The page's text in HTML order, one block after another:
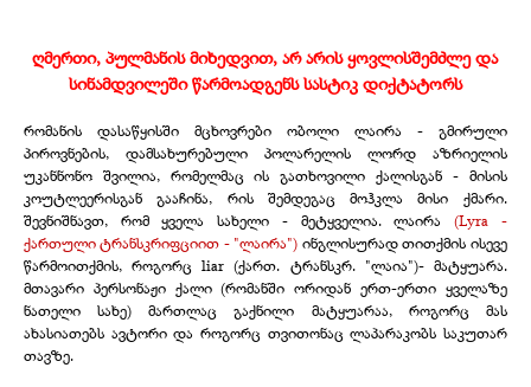
ღმერთი, პულმანის მიხედვით, არ არის ყოვლისშემძლე და
სინამდვილეში წარმოადგენს სასტიკ დიქტატორს
რომანის დასაწყისში მცხოვრები ობოლი ლაირა - გმირული
პიროვნების, დამსახურებული პოლარელის ლორდ აზრიელის
უკანნონო შვილია, რომელმაც ის გათხოვილი ქალისგან - მისის
კოუტლეერისგან გააჩინა, რის შემდეგაც მოჰკლა მისი ქმარი.
შევნიშნავთ, რომ ყველა სახელი - მეტყველია. ლაირა
(Lyra -
ქართული ტრანსკრიფციით - "ლაირა") ინგლისურად თითქმის ისევე
წარმოითქმის, როგორც liar (ქართ. ტრანსკრ. "ლაია")- მატყუარა.
მთავარი პერსონაჟი ქალი (რომანში ორიდან ერთ-ერთი ყველაზე
ნათელი სახე) მართლაც გაქნილი მატყუარაა, როგორც მას
ახასიათებს ავტორი და როგორც თვითონაც ლაპარაკობს საკუთარ
თავზე.